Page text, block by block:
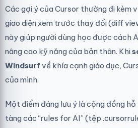
Các gợi ý của Cursor thường đi kèm
giao diện xem trước thay đổi (diff
này giúp người dùng học được cách
nâng cao kỹ năng của bản thân. Khi
Windsurf về khía cạnh giáo dục,
của mình.
Một điểm đáng lưu ý là cộng đồng
tàng các “rules for AI” (tệp